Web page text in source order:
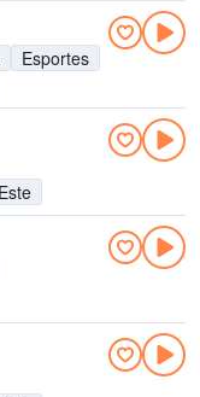
Esportes